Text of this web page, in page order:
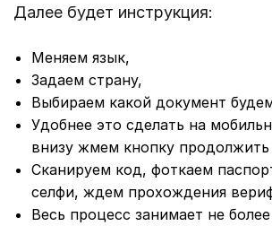
Далее будет инструкция:
Меняем язык,
Задаем страну,
Выбираем какой документ
Удобнее это сделать на
внизу жмем кнопку
Сканируем код, фоткаем
селфи, ждем прохождения
Весь процесс занимает не